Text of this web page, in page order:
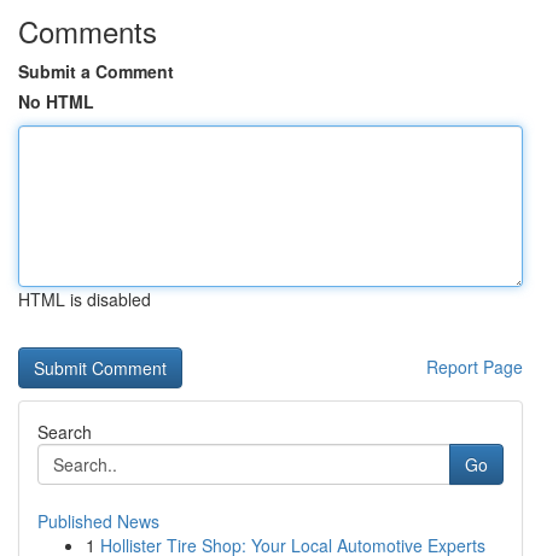
Comments
Submit a Comment
No HTML
HTML is disabled
Report Page
Search
Go
Published News
1 Hollister Tire Shop: Your Local Automotive Experts